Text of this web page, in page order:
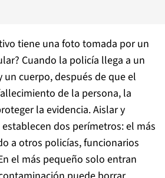
tiene una foto tomada por un
Cuando la policía llega a un
un cuerpo, después de que el
de la persona, la
la evidencia. Aislar y
establecen dos perímetros: el más
a otros policías, funcionarios
el más pequeño solo entran